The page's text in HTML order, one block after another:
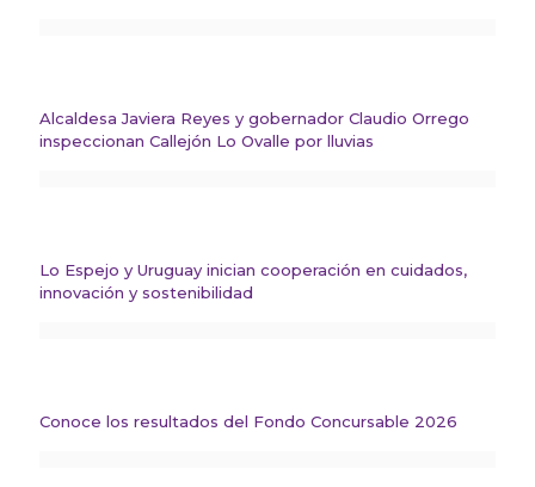
Alcaldesa Javiera Reyes y gobernador Claudio Orrego
inspeccionan Callejón Lo Ovalle por lluvias
Lo Espejo y Uruguay inician cooperación en cuidados,
innovación y sostenibilidad
Conoce los resultados del Fondo Concursable 2026